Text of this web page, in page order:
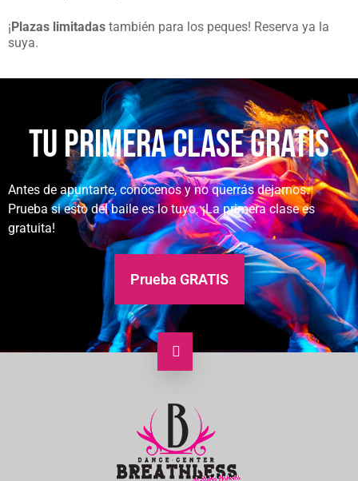
¡ Plazas limitadas también para los peques! Reserva ya la
suya.
TU PRIMERA CLASE GRATIS
Antes de apuntarte, conócenos y no querrás dejarnos.
Prueba si esto del baile es lo tuyo. ¡La primera clase es
gratuita!
Prueba GRATIS